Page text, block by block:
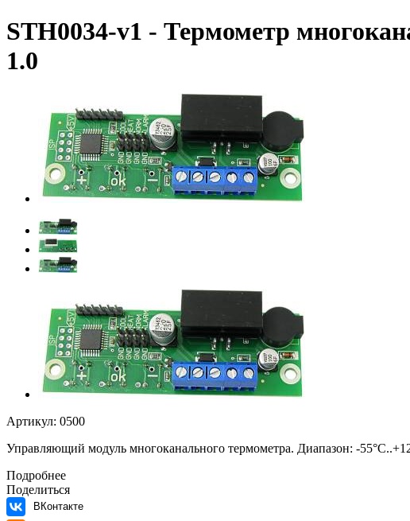
STH0034-v1 - Термометр
1.0
Артикул: 0500
Управляющий модуль многоканального термометра. Диапазон: -
Подробнее
Поделиться
ВКонтакте